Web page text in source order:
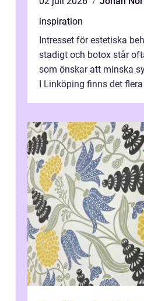
inspiration
Intresset för estetiska
stadigt och botox står
som önskar att minska
I Linköping finns det flera